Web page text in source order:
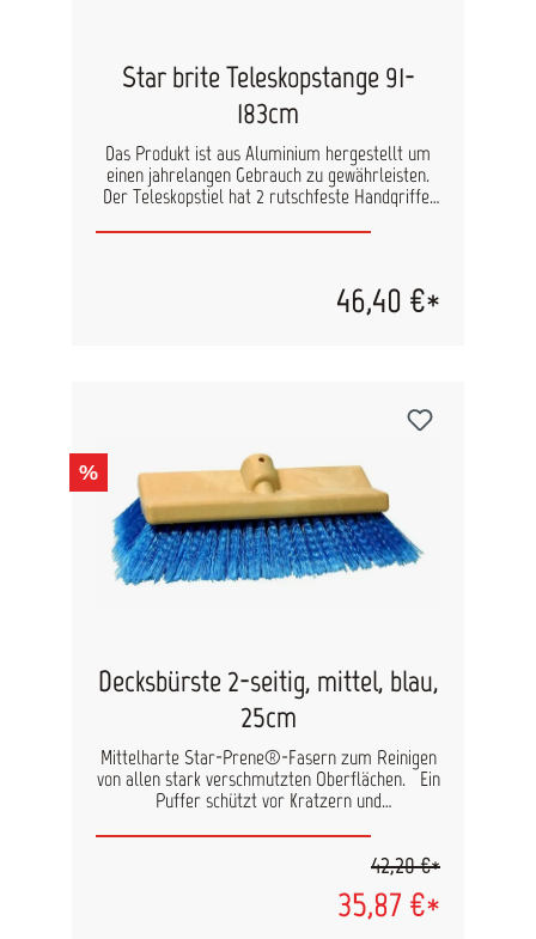
Star brite Teleskopstange 91-
183cm
Das Produkt ist aus Aluminium hergestellt um
einen jahrelangen Gebrauch zu gewährleisten.
Der Teleskopstiel hat 2 rutschfeste Handgriffe,
Stange von 91 cm auf 183 cm ermöglicht. Die
schnelles Befestigen und Lösen von allen
Zubehörartikeln. Zusätzlich ist der Stiel
46,40 €*
%
Decksbürste 2-seitig, mittel, blau,
25cm
Mittelharte Star-Prene®-Fasern zum Reinigen
von allen stark verschmutzten Oberflächen. Ein
Puffer schützt vor Kratzern und
35,87 €*
42,20 €*